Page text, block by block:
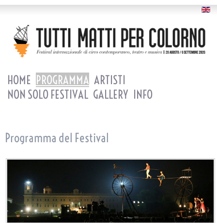
HOME PROGRAMMA ARTISTI
NON SOLO FESTIVAL GALLERY INFO
Programma del Festival